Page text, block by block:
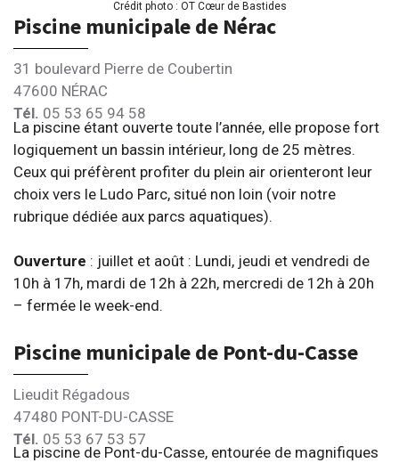
Crédit photo : OT Cœur de Bastides
Piscine municipale de Nérac
31 boulevard Pierre de Coubertin
47600 NÉRAC
Tél. 05 53 65 94 58
La piscine étant ouverte toute l’année, elle propose fort
logiquement un bassin intérieur, long de 25 mètres.
Ceux qui préfèrent profiter du plein air orienteront leur
choix vers le Ludo Parc, situé non loin (voir notre
rubrique dédiée aux parcs aquatiques).
Ouverture : juillet et août : Lundi, jeudi et vendredi de
10h à 17h, mardi de 12h à 22h, mercredi de 12h à 20h
– fermée le week-end.
Piscine municipale de Pont-du-Casse
Lieudit Régadous
47480 PONT-DU-CASSE
Tél. 05 53 67 53 57
La piscine de Pont-du-Casse, entourée de magnifiques